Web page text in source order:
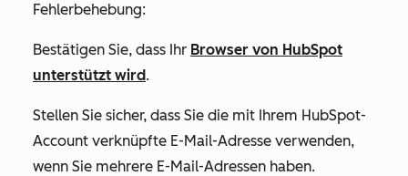
Fehlerbehebung:
Bestätigen Sie, dass Ihr Browser von HubSpot
unterstützt wird.
Stellen Sie sicher, dass Sie die mit Ihrem HubSpot-
Account verknüpfte E-Mail-Adresse verwenden,
wenn Sie mehrere E-Mail-Adressen haben.